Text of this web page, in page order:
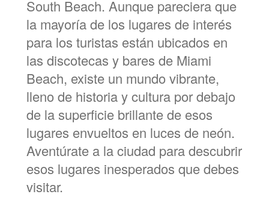
South Beach. Aunque pareciera que
la mayoría de los lugares de interés
para los turistas están ubicados en
las discotecas y bares de Miami
Beach, existe un mundo vibrante,
lleno de historia y cultura por debajo
de la superficie brillante de esos
lugares envueltos en luces de neón.
Aventúrate a la ciudad para descubrir
esos lugares inesperados que debes
visitar.